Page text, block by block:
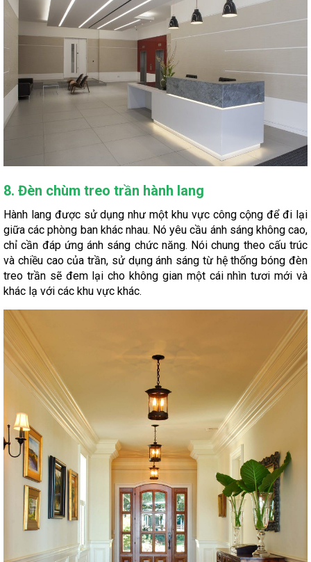
8. Đèn chùm treo trần hành lang
Hành lang được sử dụng như một khu vực công cộng để đi lại
giữa các phòng ban khác nhau. Nó yêu cầu ánh sáng không cao,
chỉ cần đáp ứng ánh sáng chức năng. Nói chung theo cấu trúc
và chiều cao của trần, sử dụng ánh sáng từ hệ thống bóng đèn
treo trần sẽ đem lại cho không gian một cái nhìn tươi mới và
khác lạ với các khu vực khác.